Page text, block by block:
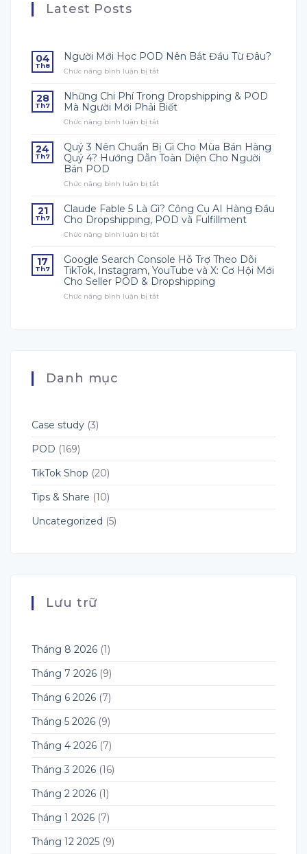
Latest Posts
04
Th8
Người Mới Học POD Nên Bắt Đầu Từ Đâu?
Chức năng bình luận bị tắt
Mới
Học
POD
Đầu
Từ
Đâu?
28
Th7
Những Chi Phí Trong Dropshipping & POD
Mà Người Mới Phải Biết
Chức năng bình luận bị tắt
Chi
Phí
Trong
Mà
Người
Mới
24
Th7
Quý 3 Nên Chuẩn Bị Gì Cho Mùa Bán Hàng
Quý 4? Hướng Dẫn Toàn Diện Cho Người
Bán POD
Chức năng bình luận bị tắt
3
Nên
Chuẩn
Cho
Mùa
Bán
Hàng
21
Th7
Claude Fable 5 Là Gì? Công Cụ AI Hàng Đầu
Cho Dropshipping, POD và Fulfillment
Chức năng bình luận bị tắt
Fable
5
Là
Gì?
17
Th7
Google Search Console Hỗ Trợ Theo Dõi
TikTok, Instagram, YouTube và X: Cơ Hội Mới
Cho Seller POD & Dropshipping
Chức năng bình luận bị tắt
Danh mục
Case study (3)
POD (169)
TikTok Shop (20)
Tips & Share (10)
Uncategorized (5)
Lưu trữ
Tháng 8 2026 (1)
Tháng 7 2026 (9)
Tháng 6 2026 (7)
Tháng 5 2026 (9)
Tháng 4 2026 (7)
Tháng 3 2026 (16)
Tháng 2 2026 (1)
Tháng 1 2026 (7)
Tháng 12 2025 (9)